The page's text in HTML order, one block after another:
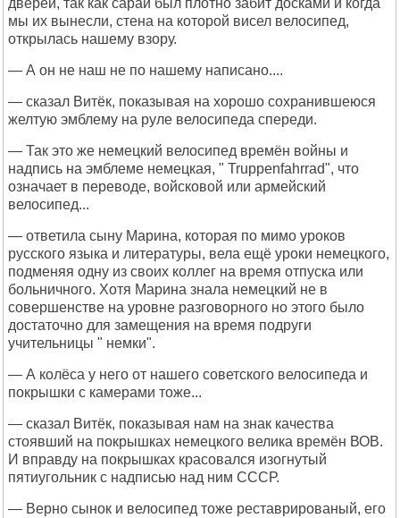
дверей, так как сарай был плотно забит досками и когда
мы их вынесли, стена на которой висел велосипед,
открылась нашему взору.
— А он не наш не по нашему написано....
— сказал Витёк, показывая на хорошо сохранившеюся
желтую эмблему на руле велосипеда спереди.
— Так это же немецкий велосипед времён войны и
надпись на эмблеме немецкая, " Truppenfahrrad", что
означает в переводе, войсковой или армейский
велосипед...
— ответила сыну Марина, которая по мимо уроков
русского языка и литературы, вела ещё уроки немецкого,
подменяя одну из своих коллег на время отпуска или
больничного. Хотя Марина знала немецкий не в
совершенстве на уровне разговорного но этого было
достаточно для замещения на время подруги
учительницы " немки".
— А колёса у него от нашего советского велосипеда и
покрышки с камерами тоже...
— сказал Витёк, показывая нам на знак качества
стоявший на покрышках немецкого велика времён ВОВ.
И вправду на покрышках красовался изогнутый
пятиугольник с надписью над ним СССР.
— Верно сынок и велосипед тоже реставрированый, его